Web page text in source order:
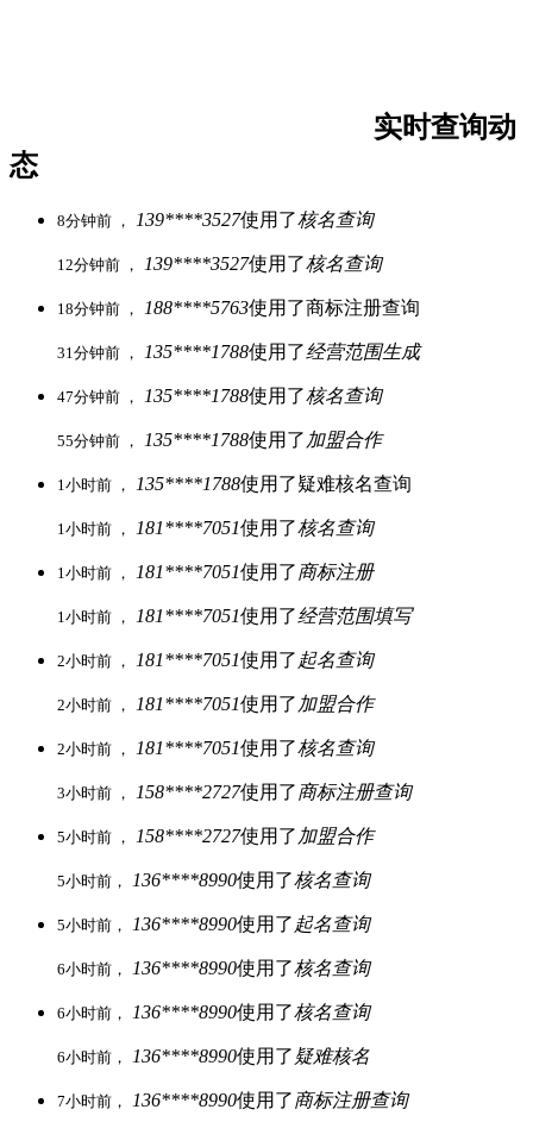
实时查询动
态
8分钟前 ， 139****3527使用了核名查询
12分钟前 ， 139****3527使用了核名查询
18分钟前 ， 188****5763使用了商标注册查询
31分钟前 ， 135****1788使用了经营范围生成
47分钟前 ， 135****1788使用了核名查询
55分钟前 ， 135****1788使用了 加盟合作
1小时前 ， 135****1788使用了疑难核名查询
1小时前 ， 181****7051使用了核名查询
1小时前 ， 181****7051使用了 商标注册
1小时前 ， 181****7051使用了经营范围填写
2小时前 ， 181****7051使用了 起名查询
2小时前 ， 181****7051使用了 加盟合作
2小时前 ， 181****7051使用了核名查询
3小时前 ， 158****2727使用了 商标注册查询
5小时前 ， 158****2727使用了 加盟合作
5小时前， 136****8990使用了核名查询
5小时前， 136****8990使用了 起名查询
6小时前， 136****8990使用了核名查询
6小时前， 136****8990使用了核名查询
6小时前， 136****8990使用了 疑难核名
7小时前， 136****8990使用了 商标注册查询